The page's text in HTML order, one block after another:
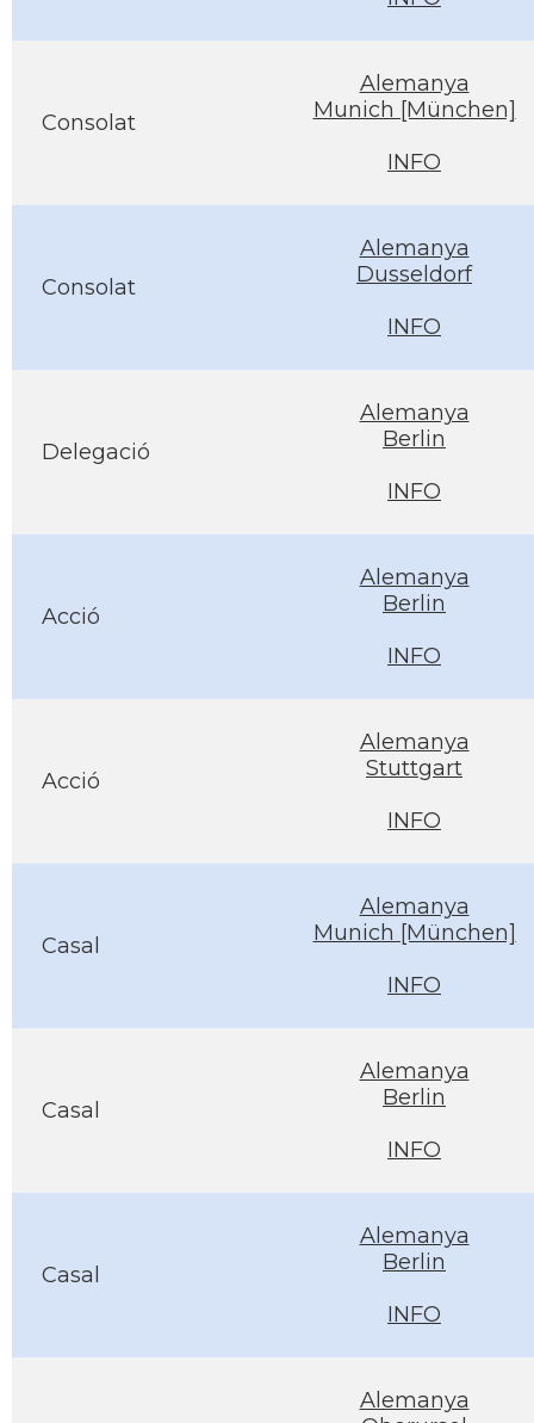
Consolat
Alemanya
Munich [München]
INFO
Consolat
Alemanya
Dusseldorf
INFO
Delegació
Alemanya
Berlin
INFO
Acció
Alemanya
Berlin
INFO
Acció
Alemanya
Stuttgart
INFO
Casal
Alemanya
Munich [München]
INFO
Casal
Alemanya
Berlin
INFO
Casal
Alemanya
Berlin
INFO
Alemanya